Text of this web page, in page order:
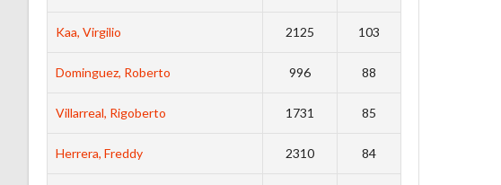
Kaa, Virgilio 2125 103
Dominguez, Roberto 996 88
Villarreal, Rigoberto 1731 85
Herrera, Freddy 2310 84